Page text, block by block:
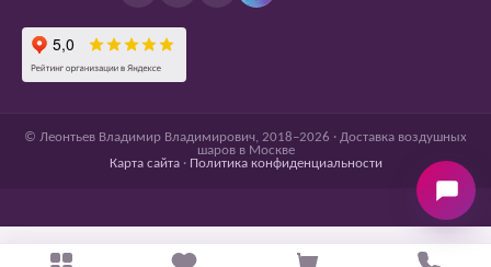
© Леонтьев Владимир Владимирович, 2018–2026 · Доставка воздушных
шаров в Москве
Карта сайта· Политика конфиденциальности